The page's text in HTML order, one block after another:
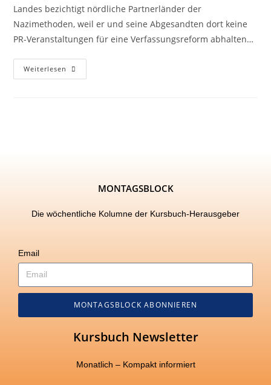
Landes bezichtigt nördliche Partnerländer der
Nazimethoden, weil er und seine Abgesandten dort keine
PR-Veranstaltungen für eine Verfassungsreform abhalten…
Weiterlesen
MONTAGSBLOCK
Die wöchentliche Kolumne der Kursbuch-Herausgeber
Email
MONTAGSBLOCK ABONNIEREN
Kursbuch Newsletter
Monatlich – Kompakt informiert